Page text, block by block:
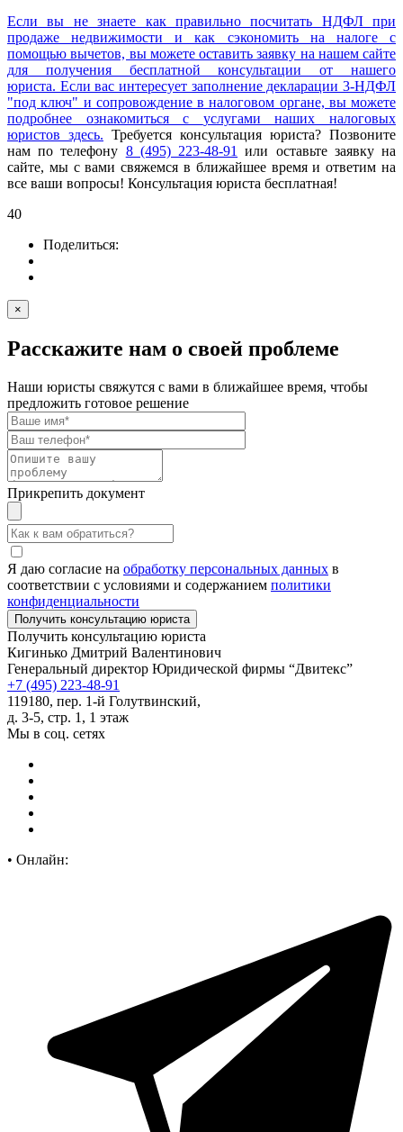
Если вы не знаете как правильно посчитать НДФЛ при
продаже недвижимости и как сэкономить на налоге с
помощью вычетов, вы можете оставить заявку на нашем сайте
для получения бесплатной консультации от нашего
юриста. Если вас интересует заполнение декларации 3-НДФЛ
"под ключ" и сопровождение в налоговом органе, вы можете
подробнее ознакомиться с услугами наших налоговых
юристов здесь. Требуется консультация юриста? Позвоните
нам по телефону 8 (495) 223-48-91
или оставьте заявку на
сайте, мы с вами свяжемся в ближайшее время и ответим на
все ваши вопросы! Консультация юриста бесплатная!
40
Поделиться:
×
Расскажите нам о своей проблеме
Наши юристы свяжутся с вами в ближайшее время, чтобы
предложить готовое решение
Прикрепить документ
Я даю согласие на обработку персональных данных в
соответствии с условиями и содержанием политики
конфиденциальности
Получить консультацию юриста
Кигинько Дмитрий Валентинович
Генеральный директор Юридической фирмы “Двитекс”
+7 (495) 223-48-91
119180, пер. 1-й Голутвинский,
д. 3-5, стр. 1, 1 этаж
Мы в соц. сетях
• Онлайн: